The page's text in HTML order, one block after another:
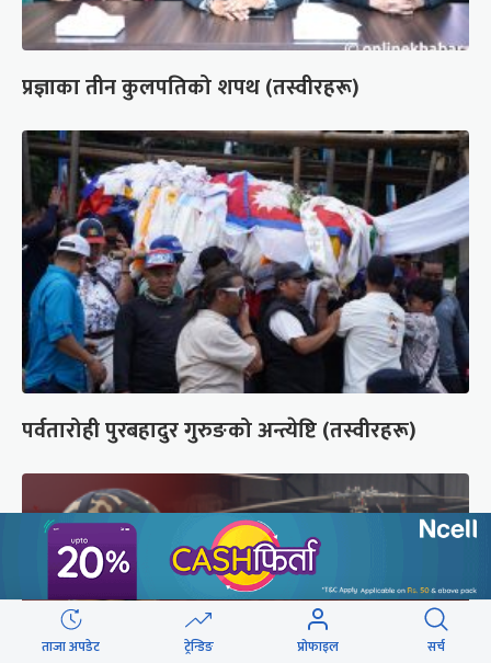
प्रज्ञाका तीन कुलपतिको शपथ (तस्वीरहरू)
पर्वतारोही पुरबहादुर गुरुङको अन्त्येष्टि (तस्वीरहरू)
ताजा अपडेट ट्रेन्डिङ प्रोफाइल सर्च